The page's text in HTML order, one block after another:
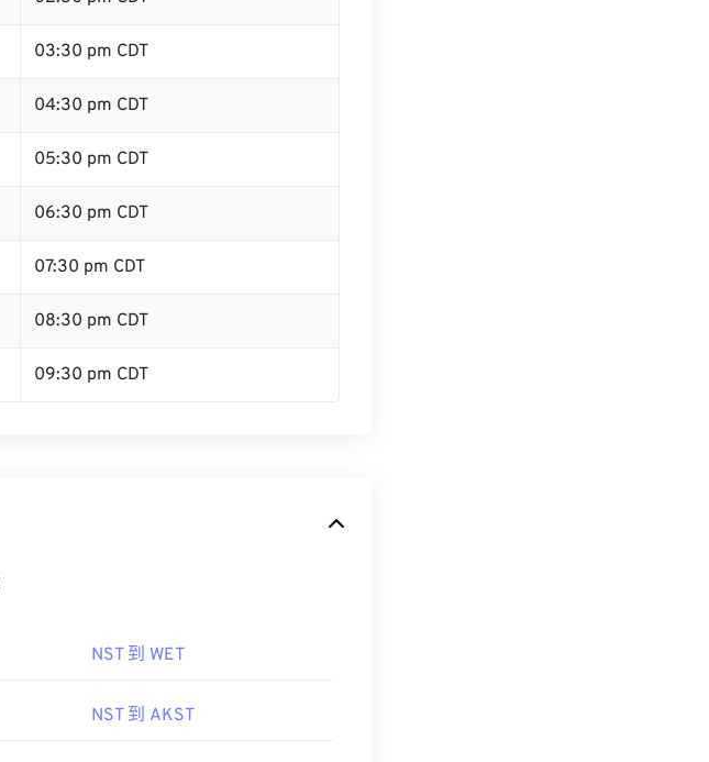
03:30 pm CDT
04:30 pm CDT
05:30 pm CDT
06:30 pm CDT
07:30 pm CDT
08:30 pm CDT
09:30 pm CDT
NST 到 WET
NST 到 AKST